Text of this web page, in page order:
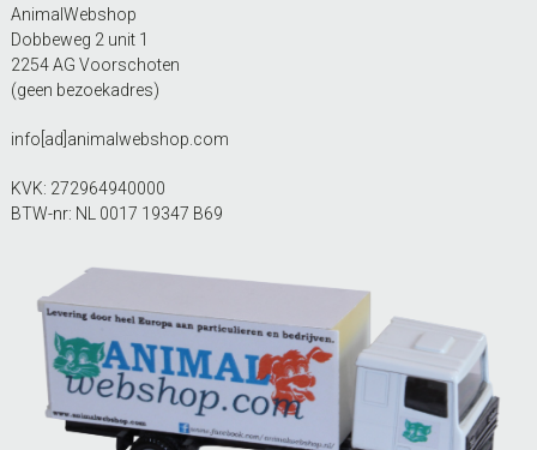
AnimalWebshop
Dobbeweg 2 unit 1
2254 AG Voorschoten
(geen bezoekadres)
info[ad]animalwebshop.com
KVK: 272964940000
BTW-nr: NL 0017 19347 B69